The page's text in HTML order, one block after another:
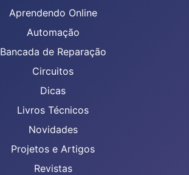
Aprendendo Online
Automação
Bancada de Reparação
Circuitos
Dicas
Livros Técnicos
Novidades
Projetos e Artigos
Revistas